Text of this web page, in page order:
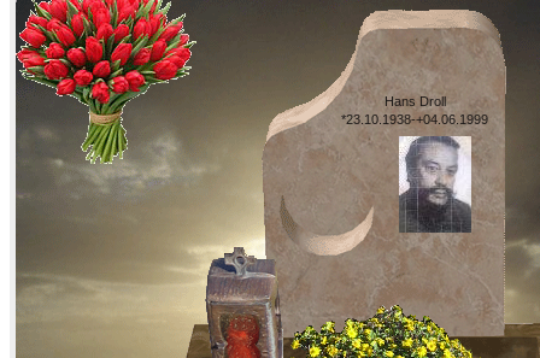
Hans Droll
*23.10.1938-+04.06.1999